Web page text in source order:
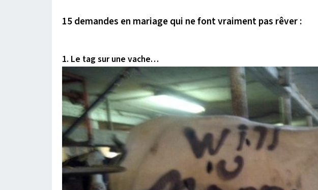
15 demandes en mariage qui ne font vraiment pas rêver :
1. Le tag sur une vache…